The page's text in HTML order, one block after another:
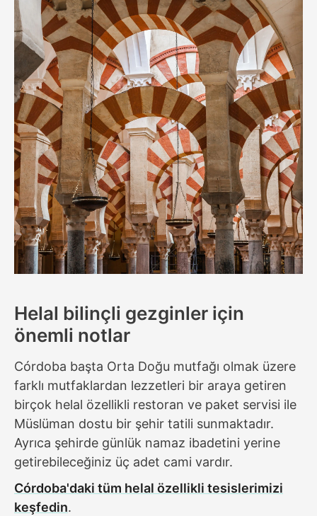
Helal bilinçli gezginler için
önemli notlar
Córdoba başta Orta Doğu mutfağı olmak üzere
farklı mutfaklardan lezzetleri bir araya getiren
birçok helal özellikli restoran ve paket servisi ile
Müslüman dostu bir şehir tatili sunmaktadır.
Ayrıca şehirde günlük namaz ibadetini yerine
getirebileceğiniz üç adet cami vardır.
Córdoba'daki tüm helal özellikli tesislerimizi
keşfedin.